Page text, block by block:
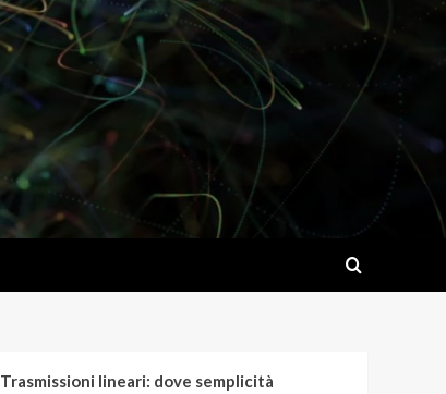
Trasmissioni lineari: dove semplicità